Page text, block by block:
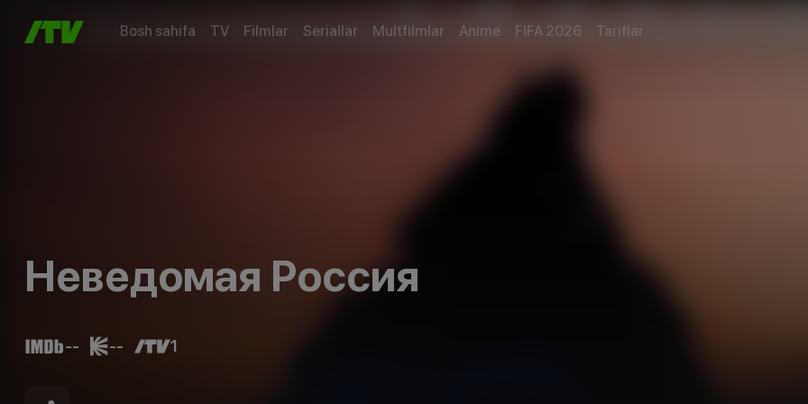
Bosh sahifa TV Filmlar Seriallar Multfilmlar Anime FIFA 2026 Tariflar
Неведомая Россия
-- -- 1